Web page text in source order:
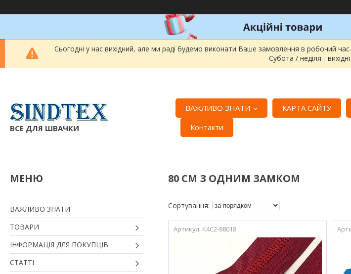
Сьогодні у нас вихідний, але ми раді будемо виконати Ваше замовлення в робочий
Субота / неділя -
ВСЕ ДЛЯ ШВАЧКИ
ВАЖЛИВО ЗНАТИ КАРТА САЙТУ
Контакти
ВАЖЛИВО ЗНАТИ
ТОВАРИ
ІНФОРМАЦІЯ ДЛЯ ПОКУПЦІВ
СТАТТІ
80 СМ З ОДНИМ ЗАМКОМ
К4С2-88018